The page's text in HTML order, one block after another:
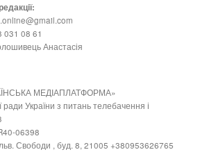
031 08 61
Анастасія
МЕДІАПЛАТФОРМА»
України з питань телебачення і
06398
Свободи , буд. 8, 21005 +380953626765